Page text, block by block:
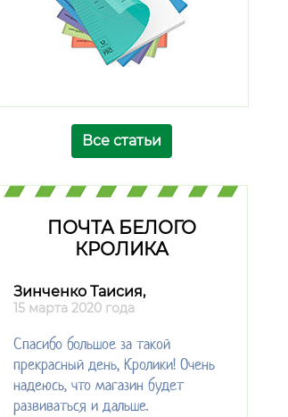
Все статьи
ПОЧТА БЕЛОГО
КРОЛИКА
Зинченко Таисия,
15 марта 2020 года
Спасибо большое за такой
прекрасный день, Кролики! Очень
надеюсь, что магазин будет
развиваться и дальше.